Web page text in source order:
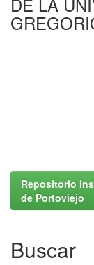
Repositorio
de Portoviejo
Buscar